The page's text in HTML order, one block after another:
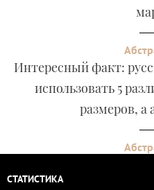
Интересный факт:
использовать 5
размеров, а
СТАТИСТИКА